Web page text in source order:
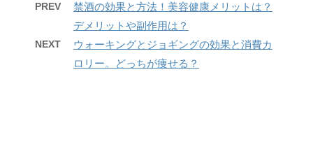
PREV
禁酒の効果と方法！美容健康メリットは？
デメリットや副作用は？
NEXT
ウォーキングとジョギングの効果と消費カ
ロリー。どっちが痩せる？